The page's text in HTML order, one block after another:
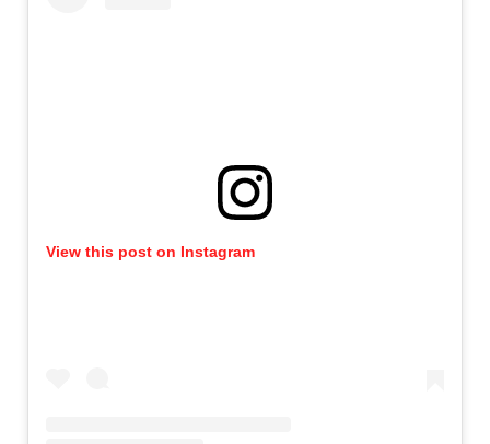
View this post on Instagram